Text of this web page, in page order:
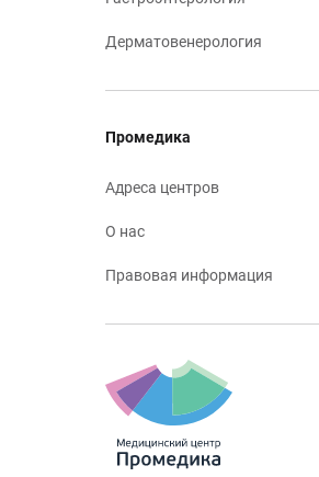
Дерматовенерология
Промедика
Адреса центров
О нас
Правовая информация